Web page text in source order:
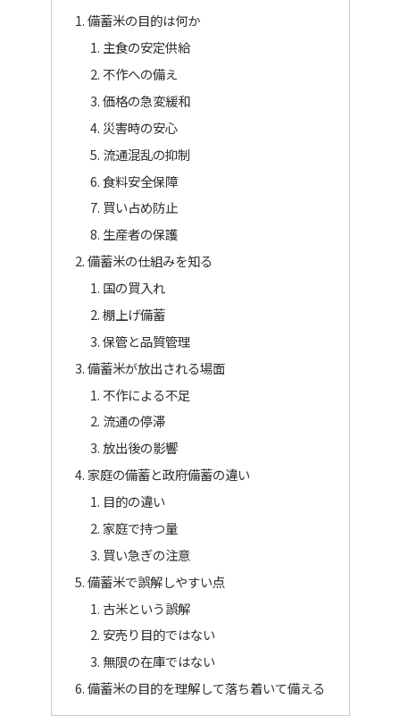
備蓄米の目的は何か
主食の安定供給
不作への備え
価格の急変緩和
災害時の安心
流通混乱の抑制
食料安全保障
買い占め防止
生産者の保護
備蓄米の仕組みを知る
国の買入れ
棚上げ備蓄
保管と品質管理
備蓄米が放出される場面
不作による不足
流通の停滞
放出後の影響
家庭の備蓄と政府備蓄の違い
目的の違い
家庭で持つ量
買い急ぎの注意
備蓄米で誤解しやすい点
古米という誤解
安売り目的ではない
無限の在庫ではない
備蓄米の目的を理解して落ち着いて備える